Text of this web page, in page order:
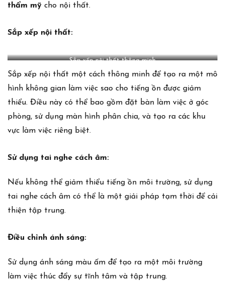
thẩm mỹ cho nội thất.
Sắp xếp nội thất:
Sắp xếp nội thất thông minh
Sắp xếp nội thất một cách thông minh để tạo ra một mô
hình không gian làm việc sao cho tiếng ồn được giảm
thiểu. Điều này có thể bao gồm đặt bàn làm việc ở góc
phòng, sử dụng màn hình phân chia, và tạo ra các khu
vực làm việc riêng biệt.
Sử dụng tai nghe cách âm:
Nếu không thể giảm thiểu tiếng ồn môi trường, sử dụng
tai nghe cách âm có thể là một giải pháp tạm thời để cải
thiện tập trung.
Điều chỉnh ánh sáng:
Sử dụng ánh sáng màu ấm để tạo ra một môi trường
làm việc thúc đẩy sự tĩnh tâm và tập trung.